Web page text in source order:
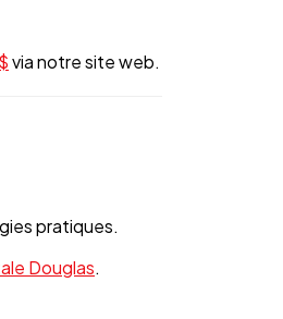
via notre site web.
pratiques.
Douglas.